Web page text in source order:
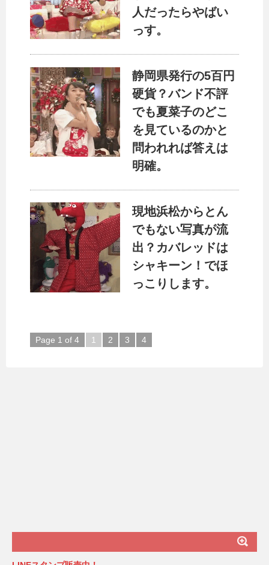
人だったらやばい
っす。
静岡県発行の5百円
硬貨？バンド不評
でも夏菜子のどこ
を見ているのかと
問われれば答えは
明確。
現地浜松からとん
でもない写真が流
出？カバレッドは
シャキーン！でほ
っこりします。
Page 1 of 4 1 2 3 4